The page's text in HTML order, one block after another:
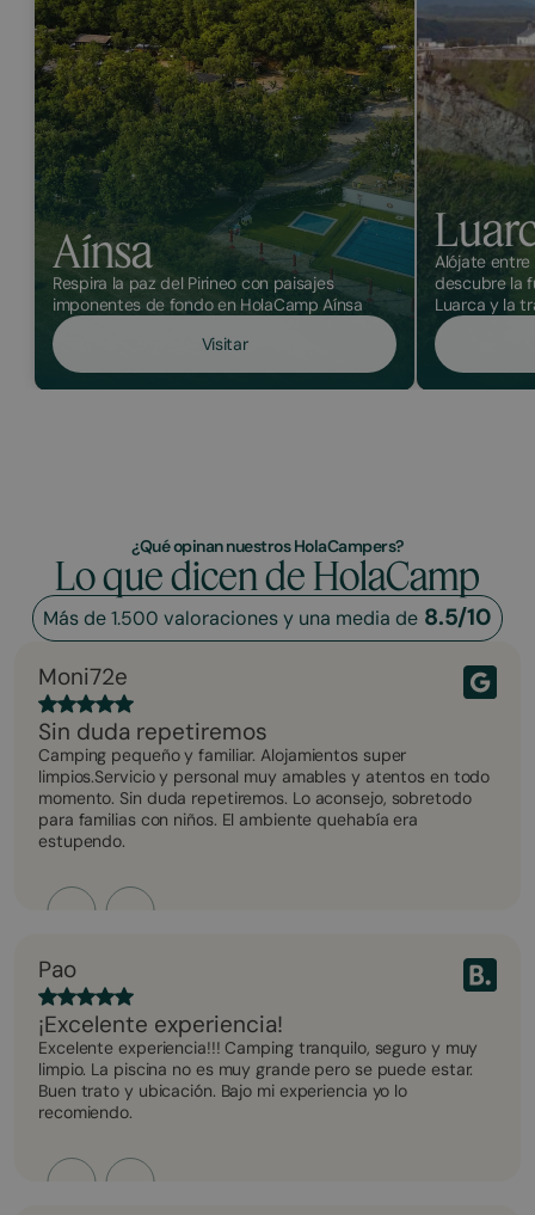
Aínsa
Respira la paz del Pirineo con paisajes
imponentes de fondo en HolaCamp Aínsa
Visitar
Alójate
descubre la
Luarca y la
¿Qué opinan nuestros HolaCampers?
Lo que dicen de HolaCamp
Más de 1.500 valoraciones y una media de 8.5/10
Moni72e
Sin duda repetiremos
Camping pequeño y familiar. Alojamientos super
limpios.Servicio y personal muy amables y atentos en todo
momento. Sin duda repetiremos. Lo aconsejo, sobretodo
para familias con niños. El ambiente quehabía era
estupendo.
Pao
¡Excelente experiencia!
Excelente experiencia!!! Camping tranquilo, seguro y muy
limpio. La piscina no es muy grande pero se puede estar.
Buen trato y ubicación. Bajo mi experiencia yo lo
recomiendo.